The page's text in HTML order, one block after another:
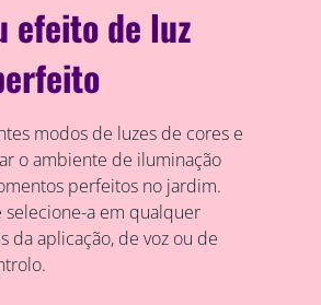
efeito de luz
modos de luzes de cores e
o ambiente de iluminação
perfeitos no jardim.
selecione-a em qualquer
da aplicação, de voz ou de